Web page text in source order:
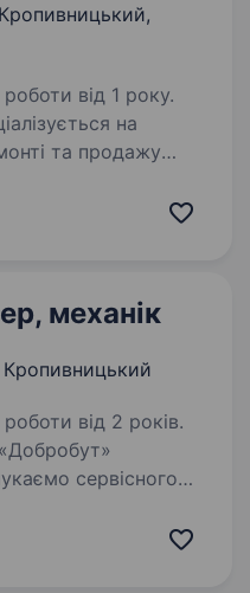
Кропивницький,
від 1 року.
на
та продажу
механік
Кропивницький
від 2 років.
сервісного
нашої